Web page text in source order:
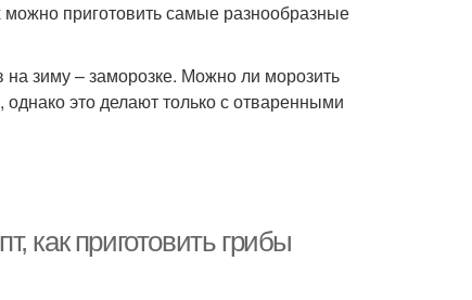
приготовить самые разнообразные
зиму – заморозке. Можно ли морозить
это делают только с отваренными
как приготовить грибы